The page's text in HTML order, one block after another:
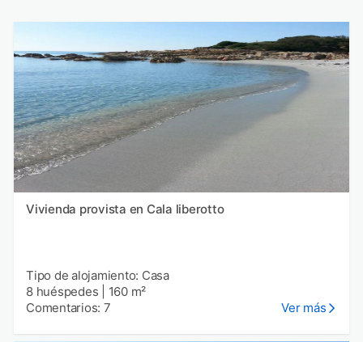
Vivienda provista en Cala liberotto
Tipo de alojamiento: Casa
8 huéspedes
160 m²
Comentarios: 7
Ver más